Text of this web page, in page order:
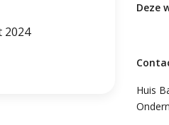
2024
Deze
Huis